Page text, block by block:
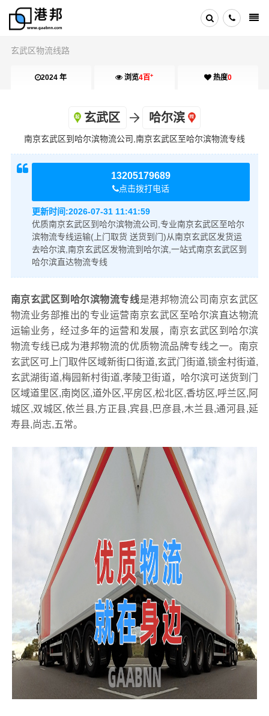
玄武区物流线路
2024 年 浏览4百+ 热度0
玄武区 哈尔滨
南京玄武区到哈尔滨物流公司,南京玄武区至哈尔滨物流专线
13205179689
点击拨打电话
更新时间:2026-07-31 11:41:59
优质南京玄武区到哈尔滨物流公司,专业南京玄武区至哈尔
滨物流专线运输(上门取货 送货到门)从南京玄武区发货运
去哈尔滨,南京玄武区发物流到哈尔滨,一站式南京玄武区到
哈尔滨直达物流专线
南京玄武区到哈尔滨物流专线是港邦物流公司南京玄武区
物流业务部推出的专业运营南京玄武区至哈尔滨直达物流
运输业务，经过多年的运营和发展，南京玄武区到哈尔滨
物流专线已成为港邦物流的优质物流品牌专线之一。南京
玄武区可上门取件区域新街口街道,玄武门街道,锁金村街道,
玄武湖街道,梅园新村街道,孝陵卫街道，哈尔滨可送货到门
区域道里区,南岗区,道外区,平房区,松北区,香坊区,呼兰区,阿
城区,双城区,依兰县,方正县,宾县,巴彦县,木兰县,通河县,延
寿县,尚志,五常。